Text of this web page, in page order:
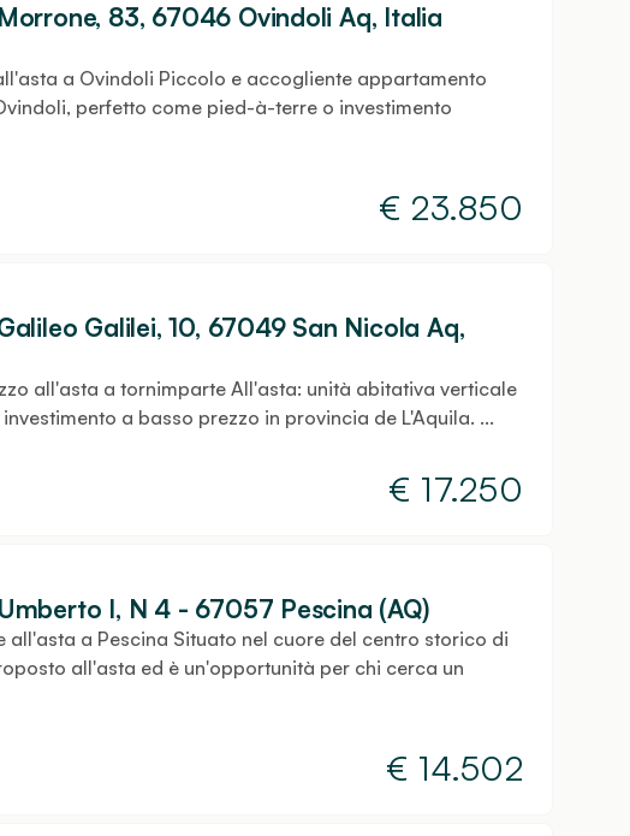
83, 67046 Ovindoli Aq, Italia
a Ovindoli Piccolo e accogliente appartamento
perfetto come pied-à-terre o investimento
€ 23.850
Galilei, 10, 67049 San Nicola Aq,
all'asta a tornimparte All'asta: unità abitativa verticale
a basso prezzo in provincia de L'Aquila. ...
€ 17.250
I, N 4 - 67057 Pescina (AQ)
a Pescina Situato nel cuore del centro storico di
all'asta ed è un'opportunità per chi cerca un
€ 14.502